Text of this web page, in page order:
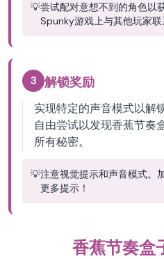
💡尝试配对意想不到的角色以
Spunky游戏上与其他玩家联
3 解锁奖励
实现特定的声音模式以解
自由尝试以发现香蕉节奏
所有秘密。
💡注意视觉提示和声音模式。
更多提示！
香蕉节奏盒